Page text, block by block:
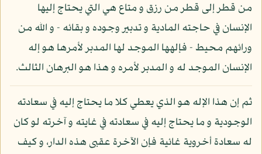
من قطر إلى قطر من رزق و متاع هي التي يحتاج إليها
الإنسان في حاجته المادية و تدبير وجوده و بقائه - و الله من
ورائهم محيط - فإلهها الموجد لها المدبر لأمرها هو إله
الإنسان الموجد له و المدبر لأمره و هذا هو البرهان الثالث.
ثم إن هذا الإله هو الذي يعطي كلا ما يحتاج إليه في سعادته
الوجودية و ما يحتاج إليه في سعادته في غايته و آخرته لو كان
له سعادة أخروية غائية فإن الآخرة عقبى هذه الدار، و كيف